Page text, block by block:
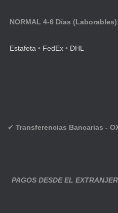
NORMAL 4-6 Días (Laborables)
Estafeta • FedEx • DHL
✔ Transferencias Bancarias -
PAGOS DESDE EL